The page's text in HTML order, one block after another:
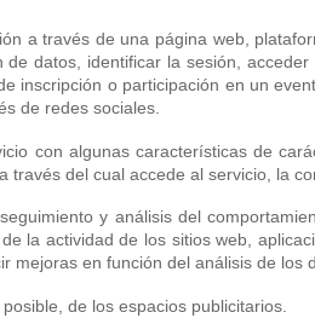
a través de una página web,
datos, identificar la sesión,
inscripción o participación en un
de redes sociales.
con algunas características de
del cual accede al servicio, la
y análisis del
la actividad de los sitios web,
en función del análisis de los
de los espacios publicitarios.